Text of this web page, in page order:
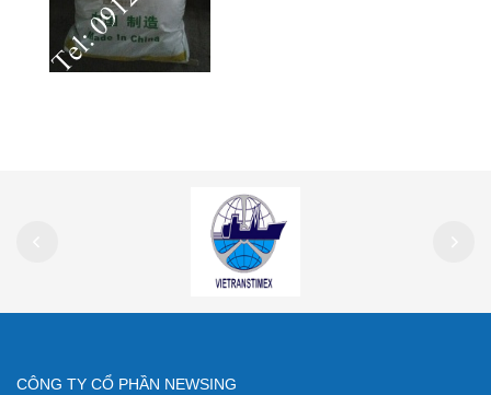
CÔNG TY CỔ PHẦN NEWSING